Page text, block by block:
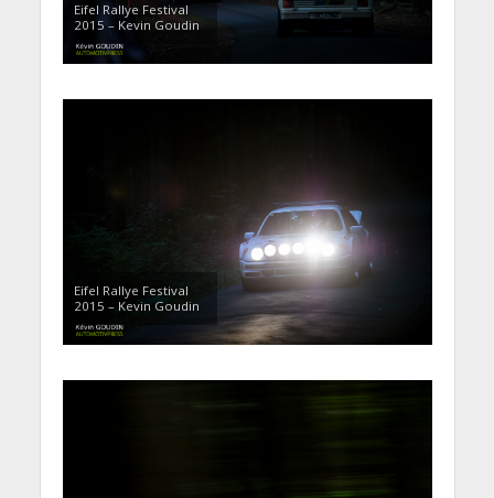
Eifel Rallye Festival
2015 – Kevin Goudin
Eifel Rallye Festival
2015 – Kevin Goudin